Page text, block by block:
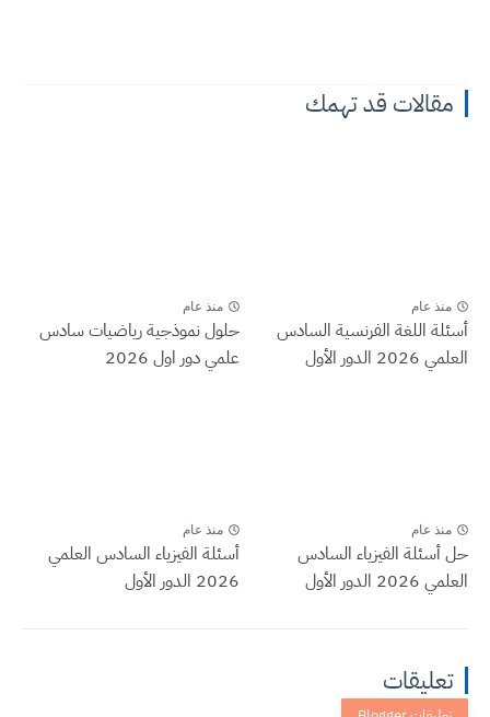
مقالات قد تهمك
منذ عام
أسئلة اللغة الفرنسية السادس
العلمي 2026 الدور الأول
منذ عام
حلول نموذجية رياضيات سادس
علمي دور اول 2026
منذ عام
حل أسئلة الفيزياء السادس
العلمي 2026 الدور الأول
منذ عام
أسئلة الفيزياء السادس العلمي
2026 الدور الأول
تعليقات